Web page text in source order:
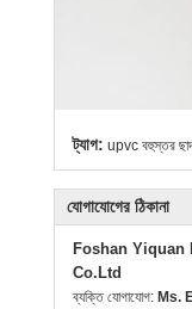
ট্যাগ: upvc বহুস্তর
যোগাযোগের ঠিকানা
Foshan Yiquan
Co.Ltd
ব্যক্তি যোগাযোগ: Ms.